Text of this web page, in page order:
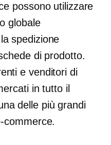
possono utilizzare
globale
spedizione
di prodotto.
e venditori di
in tutto il
delle più grandi
commerce.